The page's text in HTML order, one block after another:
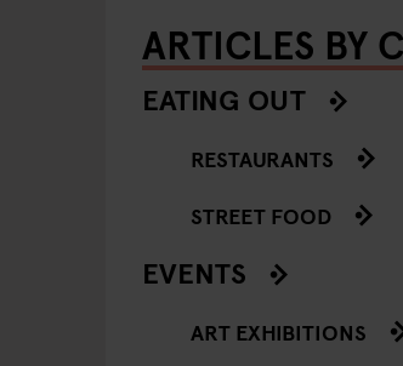
ARTICLES BY
EATING OUT
RESTAURANTS
STREET FOOD
EVENTS
ART EXHIBITIONS